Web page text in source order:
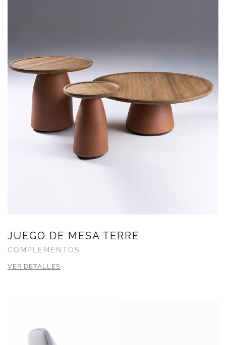
JUEGO DE MESA TERRE
COMPLEMENTOS
VER DETALLES